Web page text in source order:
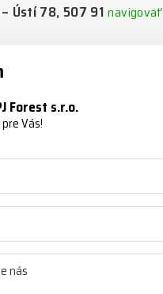
Ústí 78, 507 91
Forest s.r.o.
Vás!